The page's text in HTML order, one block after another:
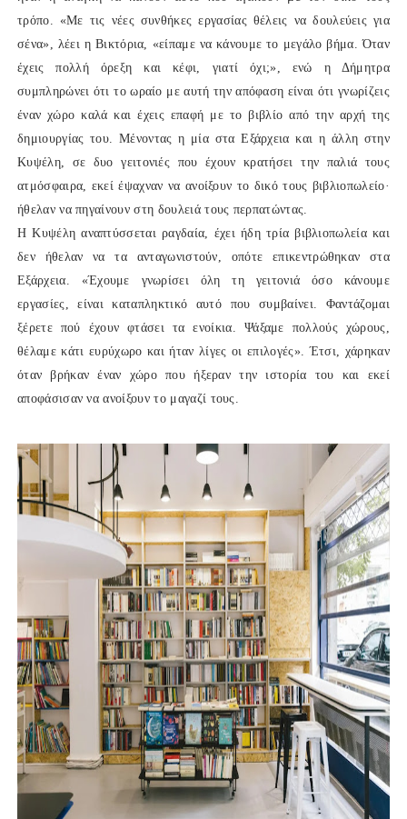
τρόπο. «Με τις νέες συνθήκες εργασίας θέλεις να δουλεύεις για
σένα», λέει η Βικτόρια, «είπαμε να κάνουμε το μεγάλο βήμα. Όταν
έχεις πολλή όρεξη και κέφι, γιατί όχι;», ενώ η Δήμητρα
συμπληρώνει ότι το ωραίο με αυτή την απόφαση είναι ότι γνωρίζεις
έναν χώρο καλά και έχεις επαφή με το βιβλίο από την αρχή της
δημιουργίας του. Μένοντας η μία στα Εξάρχεια και η άλλη στην
Κυψέλη, σε δυο γειτονιές που έχουν κρατήσει την παλιά τους
ατμόσφαιρα, εκεί έψαχναν να ανοίξουν το δικό τους βιβλιοπωλείο·
ήθελαν να πηγαίνουν στη δουλειά τους περπατώντας.
Η Κυψέλη αναπτύσσεται ραγδαία, έχει ήδη τρία βιβλιοπωλεία και
δεν ήθελαν να τα ανταγωνιστούν, οπότε επικεντρώθηκαν στα
Εξάρχεια. «Έχουμε γνωρίσει όλη τη γειτονιά όσο κάνουμε
εργασίες, είναι καταπληκτικό αυτό που συμβαίνει. Φαντάζομαι
ξέρετε πού έχουν φτάσει τα ενοίκια. Ψάξαμε πολλούς χώρους,
θέλαμε κάτι ευρύχωρο και ήταν λίγες οι επιλογές». Έτσι, χάρηκαν
όταν βρήκαν έναν χώρο που ήξεραν την ιστορία του και εκεί
αποφάσισαν να ανοίξουν το μαγαζί τους.